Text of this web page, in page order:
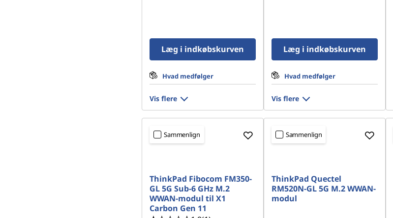
Læg i indkøbskurven
Hvad medfølger
Vis flere
Læg i indkøbskurven
Hvad medfølger
Vis flere
Sammenlign
ThinkPad Fibocom FM350-
GL 5G Sub-6 GHz M.2
WWAN-modul til X1
Carbon Gen 11
Sammenlign
ThinkPad Quectel
RM520N-GL 5G M.2 WWAN-
modul